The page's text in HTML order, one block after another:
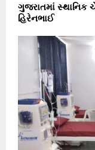
ગુજરાતમાં સ્થાનિક
હિરેનભાઈ